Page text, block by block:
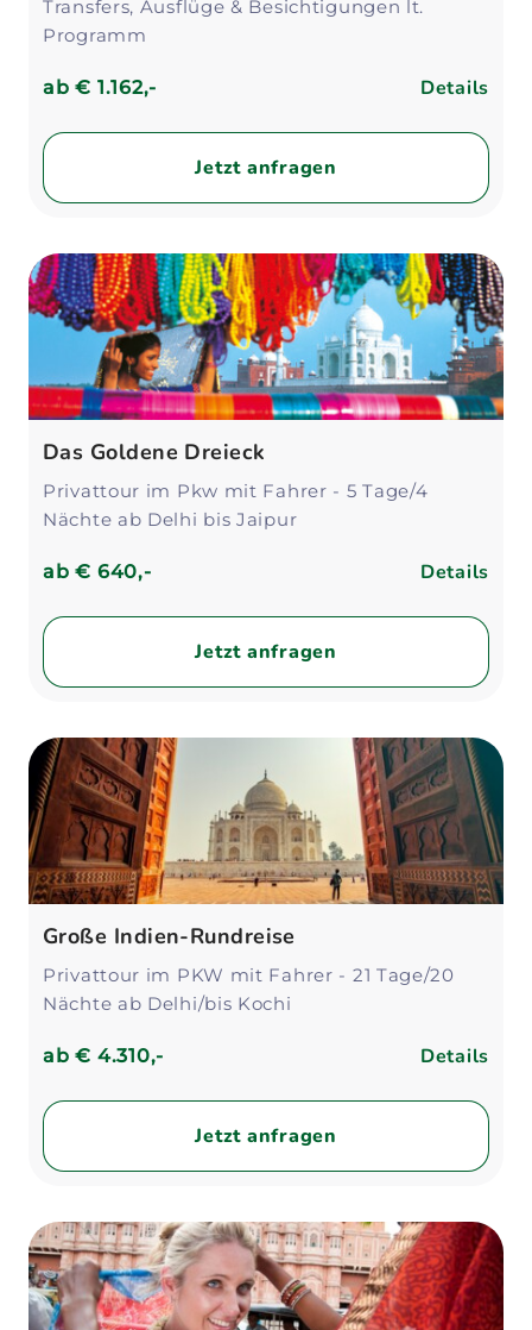
Transfers, Ausflüge & Besichtigungen lt.
Programm
ab€ 1.162,- Details
Jetzt anfragen
Das Goldene Dreieck
Privattour im Pkw mit Fahrer - 5 Tage/4
Nächte ab Delhi bis Jaipur
ab€ 640,- Details
Jetzt anfragen
Große Indien-Rundreise
Privattour im PKW mit Fahrer - 21 Tage/20
Nächte ab Delhi/bis Kochi
ab€ 4.310,- Details
Jetzt anfragen